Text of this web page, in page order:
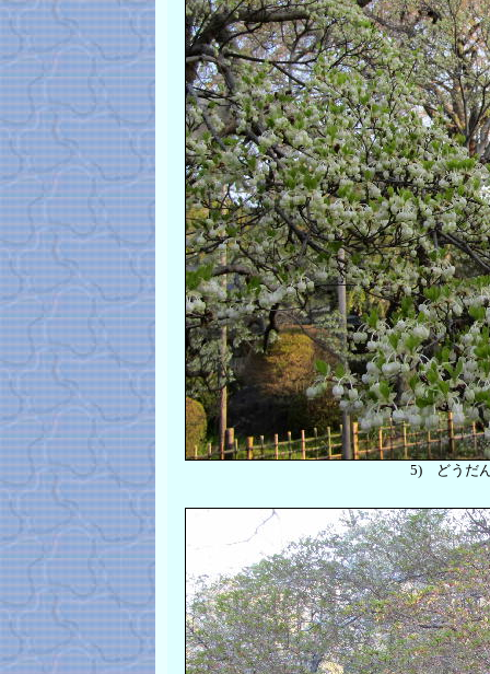
5) どうだ